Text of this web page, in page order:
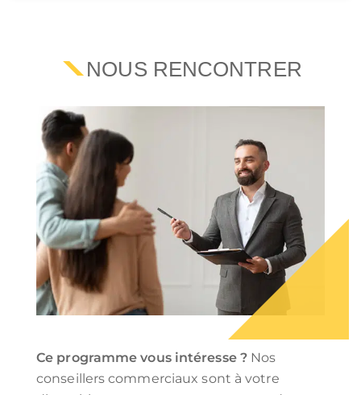
NOUS RENCONTRER
Ce programme vous intéresse ?Nos
conseillers commerciaux sont à votre